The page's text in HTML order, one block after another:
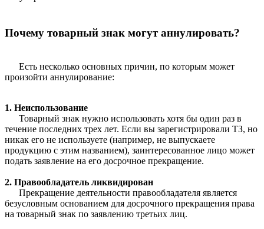
Почему товарный знак могут аннулировать?
Есть несколько основных причин, по которым может
произойти аннулирование:
1. Неиспользование
Товарный знак нужно использовать хотя бы один раз в
течение последних трех лет. Если вы зарегистрировали ТЗ, но
никак его не используете (например, не выпускаете
продукцию с этим названием), заинтересованное лицо может
подать заявление на его досрочное прекращение.
2. Правообладатель ликвидирован
Прекращение деятельности правообладателя является
безусловным основанием для досрочного прекращения права
на товарный знак по заявлению третьих лиц.